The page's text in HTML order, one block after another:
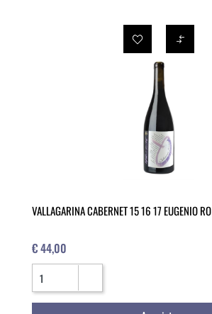
VALLAGARINA CABERNET 15 16 17 EUGENIO RO
€ 44,00
Quantità